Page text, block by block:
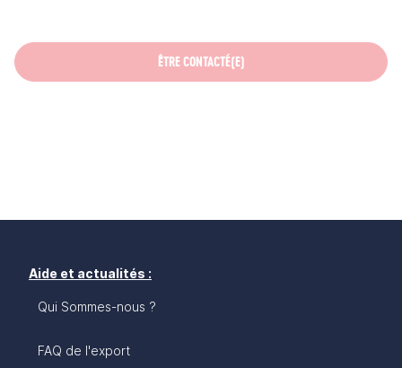
ÊTRE CONTACTÉ(E)
Aide et actualités :
Qui Sommes-nous ?
FAQ de l'export